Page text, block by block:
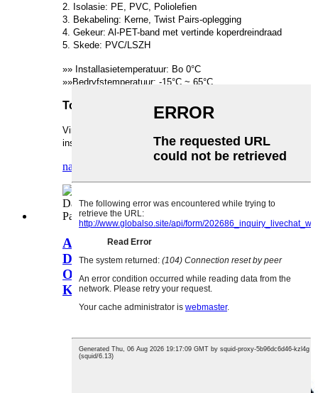
2. Isolasie: PE, PVC, Poliolefien
3. Bekabeling: Kerne, Twist Pairs-oplegging
4. Gekeur: Al-PET-band met vertinde koperdreindraad
5. Skede: PVC/LSZH
»» Installasietemperatuur: Bo 0°C
»»Bedryfstemperatuur: -15°C ~ 65°C
Toepassing
Vir lae datatempo-oordrag as oudio-, beheer- en
instrumentasiekabels.
navraag
Aipu EIA RS-485 Kabel LSZH
Datakommunikasie
Outomatiseringstelsel Twist Pairs
Kabel